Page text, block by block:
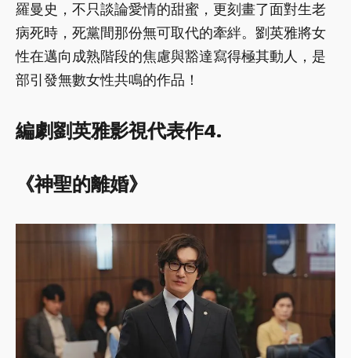
羅曼史，不只談論愛情的甜蜜，更刻畫了面對生老
病死時，死黨間那份無可取代的牽絆。劉英雅將女
性在邁向成熟階段的焦慮與豁達寫得極其動人，是
部引發無數女性共鳴的作品！
編劇劉英雅影視代表作4.
《神聖的離婚》